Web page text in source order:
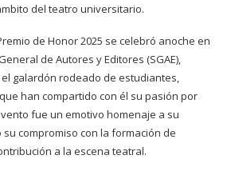
del teatro universitario.
de Honor 2025 se celebró anoche en
de Autores y Editores (SGAE),
galardón rodeado de estudiantes,
han compartido con él su pasión por
fue un emotivo homenaje a su
compromiso con la formación de
a la escena teatral.